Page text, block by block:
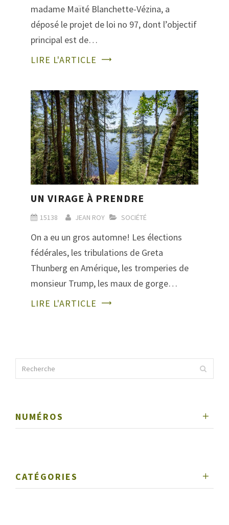
madame Maïté Blanchette-Vézina, a
déposé le projet de loi no 97, dont l’objectif
principal est de…
LIRE L'ARTICLE
UN VIRAGE À PRENDRE
15138 JEAN ROY SOCIÉTÉ
On a eu un gros automne! Les élections
fédérales, les tribulations de Greta
Thunberg en Amérique, les tromperies de
monsieur Trump, les maux de gorge…
LIRE L'ARTICLE
NUMÉROS
CATÉGORIES